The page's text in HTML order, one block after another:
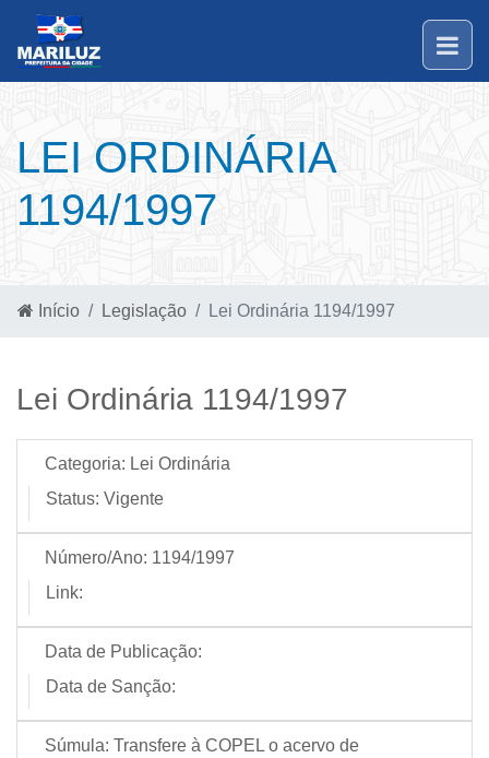
LEI ORDINÁRIA
1194/1997
Início Legislação Lei Ordinária 1194/1997
Lei Ordinária 1194/1997
Categoria: Lei Ordinária
Status: Vigente
Número/Ano: 1194/1997
Link:
Data de Publicação:
Data de Sanção:
Súmula: Transfere à COPEL o acervo de